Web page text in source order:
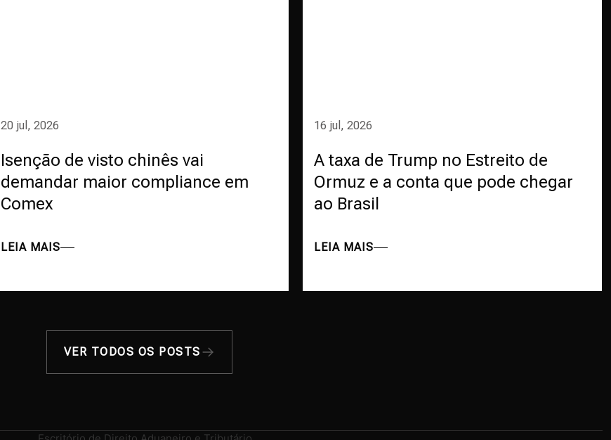
20 jul, 2026
Isenção de visto chinês vai
demandar maior compliance em
Comex
LEIA MAIS
16 jul, 2026
A taxa de Trump no Estreito de
Ormuz e a conta que pode chegar
ao Brasil
LEIA MAIS
VER TODOS OS POSTS